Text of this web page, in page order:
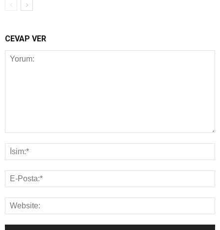
CEVAP VER